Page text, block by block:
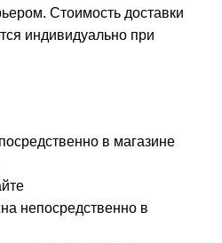
Стоимость доставки
индивидуально при
в магазине
непосредственно в